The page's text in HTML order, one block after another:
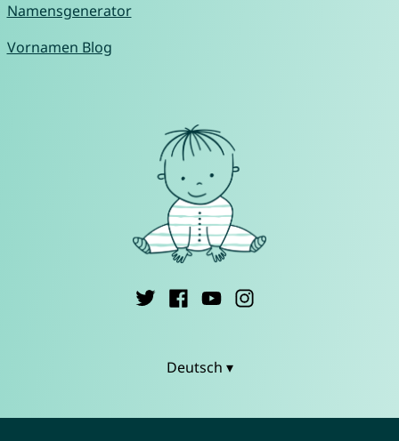
Namensgenerator
Vornamen Blog
Deutsch ▾